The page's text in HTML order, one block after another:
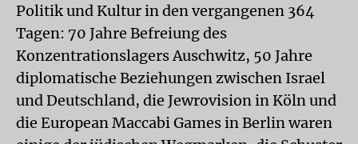
Politik und Kultur in den vergangenen 364
Tagen: 70 Jahre Befreiung des
Konzentrationslagers Auschwitz, 50 Jahre
diplomatische Beziehungen zwischen Israel
und Deutschland, die Jewrovision in Köln und
die European Maccabi Games in Berlin waren